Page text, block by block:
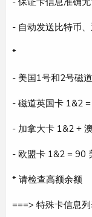
- 自动发送比特币
*
- 美国1号和2号磁
- 磁道英国卡 1&2
- 加拿大卡 1&2 +
- 欧盟卡 1&2 = 90
* 请检查高额余额
===> 特殊卡信息列